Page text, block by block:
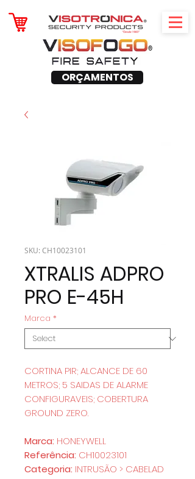
ORÇAMENTOS
SKU: CH10023101
XTRALIS ADPRO
PRO E-45H
Marca *
CORTINA PIR; ALCANCE DE 60
METROS; 5 SAIDAS DE ALARME
CONFIGURAVEIS; COBERTURA
GROUND ZERO.
Marca: HONEYWELL
Referência: CH10023101
Categoria: INTRUSÃO > CABELAD